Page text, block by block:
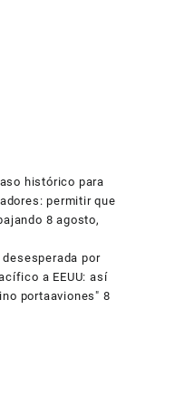
histórico para
permitir que
8 agosto,
desesperada por
a EEUU: así
portaaviones" 8